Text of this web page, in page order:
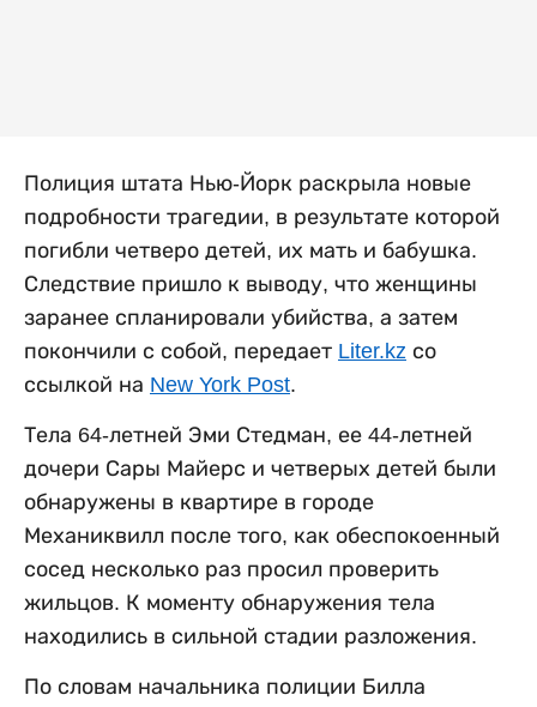
Полиция штата Нью-Йорк раскрыла новые
подробности трагедии, в результате которой
погибли четверо детей, их мать и бабушка.
Следствие пришло к выводу, что женщины
заранее спланировали убийства, а затем
покончили с собой, передает Liter.kz со
ссылкой на New York Post.
Тела 64-летней Эми Стедман, ее 44-летней
дочери Сары Майерс и четверых детей были
обнаружены в квартире в городе
Механиквилл после того, как обеспокоенный
сосед несколько раз просил проверить
жильцов. К моменту обнаружения тела
находились в сильной стадии разложения.
По словам начальника полиции Билла